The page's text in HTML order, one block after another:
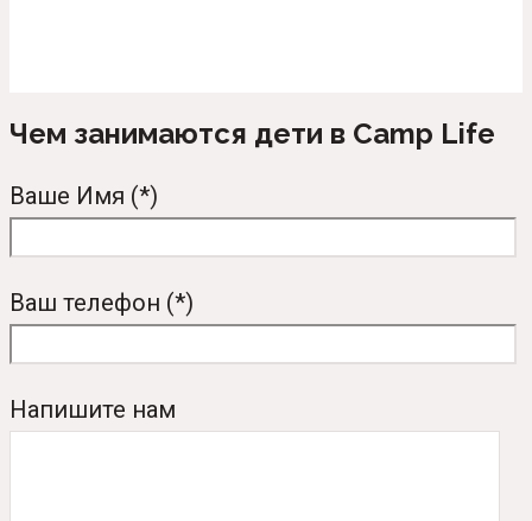
Чем занимаются дети в Camp Life
Ваше Имя (*)
Ваш телефон (*)
Напишите нам